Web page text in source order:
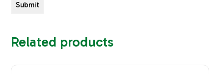
Related products